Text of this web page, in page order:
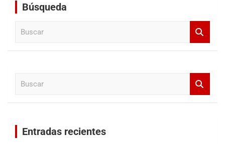
Búsqueda
Entradas recientes